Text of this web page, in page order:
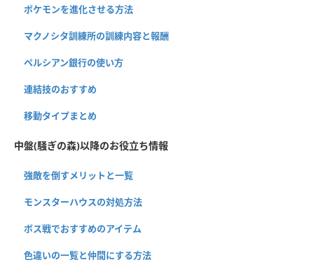
ポケモンを進化させる方法
マクノシタ訓練所の訓練内容と報酬
ペルシアン銀行の使い方
連結技のおすすめ
移動タイプまとめ
中盤(騒ぎの森)以降のお役立ち情報
強敵を倒すメリットと一覧
モンスターハウスの対処方法
ボス戦でおすすめのアイテム
色違いの一覧と仲間にする方法